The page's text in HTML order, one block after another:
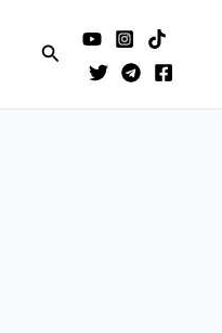
Pesquisar